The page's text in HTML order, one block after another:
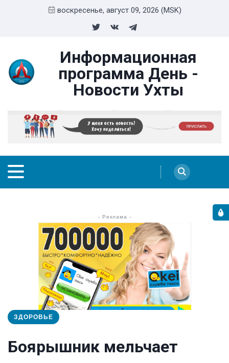
воскресенье, август 09, 2026 (MSK)
Информационная
программа День -
Новости Ухты
- Реклама -
ЗДОРОВЬЕ
Боярышник мельчает